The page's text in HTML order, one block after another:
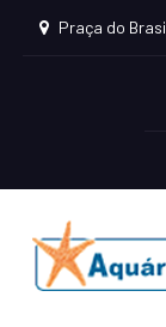
Praça do